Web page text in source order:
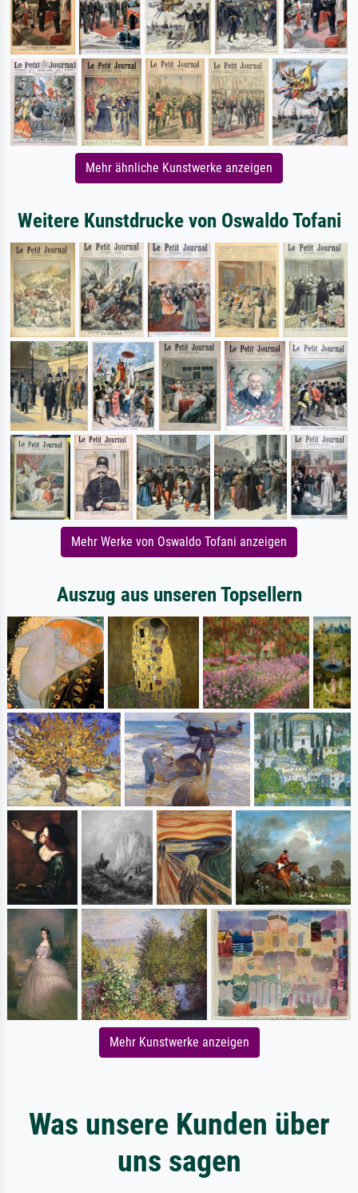
Mehr ähnliche Kunstwerke anzeigen
Weitere Kunstdrucke von Oswaldo Tofani
Mehr Werke von Oswaldo Tofani anzeigen
Auszug aus unseren Topsellern
Mehr Kunstwerke anzeigen
Was unsere Kunden über
uns sagen